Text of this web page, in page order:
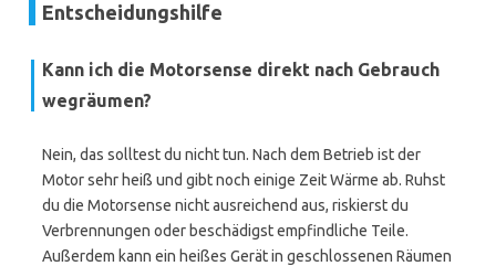
Entscheidungshilfe
Kann ich die Motorsense direkt nach Gebrauch
wegräumen?
Nein, das solltest du nicht tun. Nach dem Betrieb ist der
Motor sehr heiß und gibt noch einige Zeit Wärme ab. Ruhst
du die Motorsense nicht ausreichend aus, riskierst du
Verbrennungen oder beschädigst empfindliche Teile.
Außerdem kann ein heißes Gerät in geschlossenen Räumen